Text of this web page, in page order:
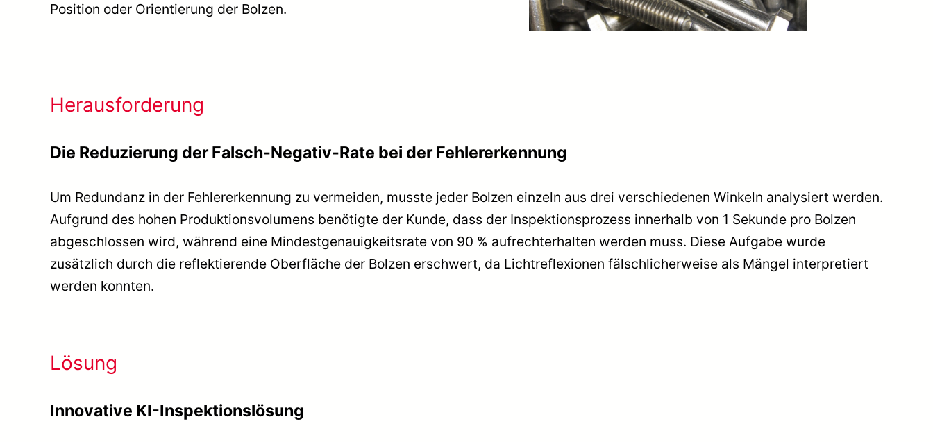
Position oder Orientierung der Bolzen.
Herausforderung
Die Reduzierung der Falsch-Negativ-Rate bei der Fehlererkennung
Um Redundanz in der Fehlererkennung zu vermeiden, musste jeder Bolzen einzeln aus drei verschiedenen Winkeln analysiert werden.
Aufgrund des hohen Produktionsvolumens benötigte der Kunde, dass der Inspektionsprozess innerhalb von 1 Sekunde pro Bolzen
abgeschlossen wird, während eine Mindestgenauigkeitsrate von 90 % aufrechterhalten werden muss. Diese Aufgabe wurde
zusätzlich durch die reflektierende Oberfläche der Bolzen erschwert, da Lichtreflexionen fälschlicherweise als Mängel interpretiert
werden konnten.
Lösung
Innovative KI-Inspektionslösung